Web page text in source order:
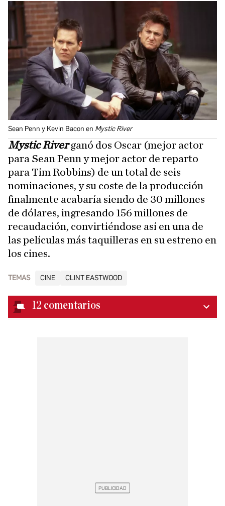
Sean Penn y Kevin Bacon en Mystic River
Mystic Riverganó dos Oscar (mejor actor
para Sean Penn y mejor actor de reparto
para Tim Robbins) de un total de seis
nominaciones, y su coste de la producción
finalmente acabaría siendo de 30 millones
de dólares, ingresando 156 millones de
recaudación, convirtiéndose así en una de
las películas más taquilleras en su estreno en
los cines.
TEMAS CINE CLINT EASTWOOD
12 comentarios